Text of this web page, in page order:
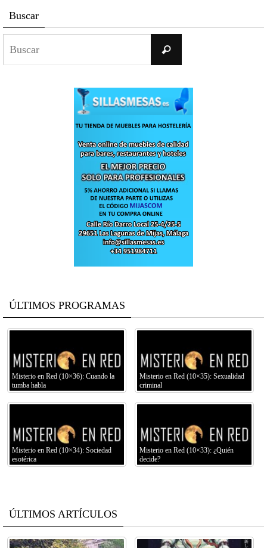
Buscar
Buscar
ÚLTIMOS PROGRAMAS
Misterio en Red (10×36): Cuando la
tumba habla
Misterio en Red (10×35): Sexualidad
criminal
Misterio en Red (10×34): Sociedad
esotérica
Misterio en Red (10×33): ¿Quién
decide?
ÚLTIMOS ARTÍCULOS